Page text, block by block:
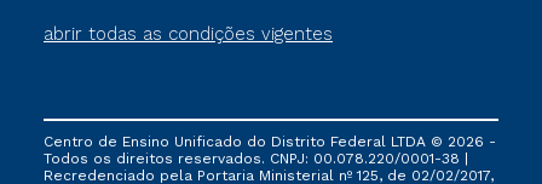
abrir todas as condições vigentes
vigente, que ainda não tenham efetivado e/ou não
tenham cancelado ou trancado sua matrícula em uma
via FIES, Prouni e outros programas governamentais, e
não se acumula com nenhuma outra campanha
ofertada pela Instituição.
Centro de Ensino Unificado do Distrito Federal LTDA © 2026 -
Todos os direitos reservados. CNPJ: 00.078.220/0001-38 |
Recredenciado pela Portaria Ministerial nº 125, de 02/02/2017,